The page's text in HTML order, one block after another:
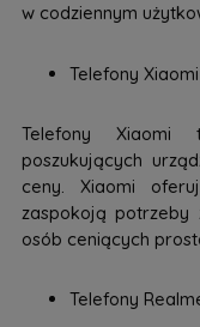
w codziennym
Telefony Xiaomi
Telefony
poszukujących
ceny. Xiaomi
zaspokoją potrzeby
osób ceniących
Telefony